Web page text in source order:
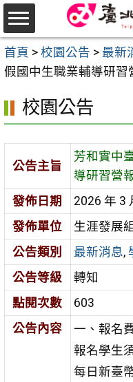
跳
至
主
要
區
首頁 > 校園公告 > 最新
假國中生職業輔導研習
校園公告
公告主旨
芳和實中
導研習營
發佈日期
2026 年 3
發佈單位
生涯發展組
公告類別
最新消息,
公告等級
轉知
點閱次數
603
公告內容
一、報名
報名學生
每日新臺
選
單